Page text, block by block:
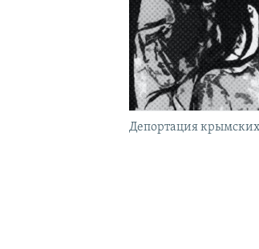
Депортация